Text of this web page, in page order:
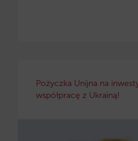
Pożyczka Unijna na
współpracę z Ukrainą!